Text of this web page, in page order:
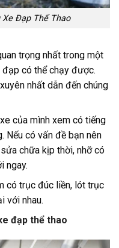
Xe Đạp Thể Thao
trọng nhất trong một
có thể chạy được.
nhất dẫn đến chúng
của mình xem có tiếng
Nếu có vấn đề bạn nên
chữa kịp thời, nhỡ có
ngay.
có trục đúc liền, lót trục
với nhau.
đạp thể thao